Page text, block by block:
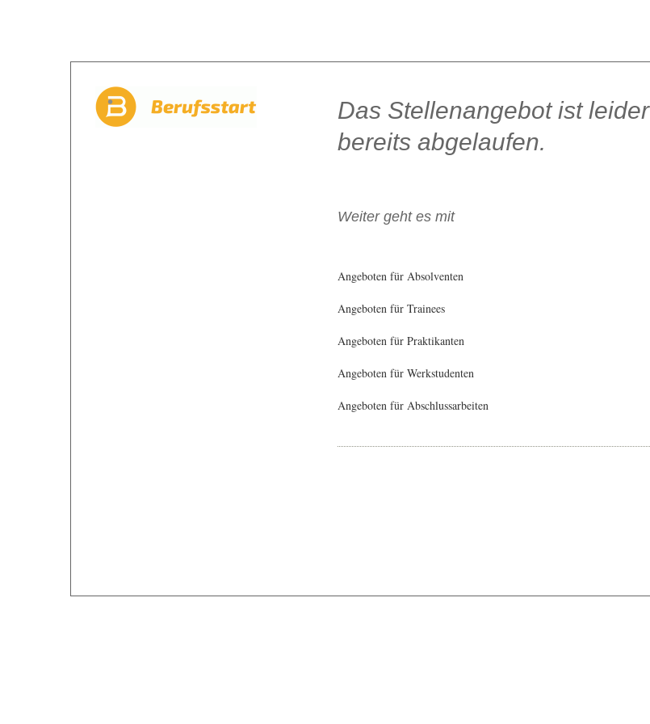
Das Stellenangebot ist leider
bereits abgelaufen.
Weiter geht es mit
Angeboten für Absolventen
Angeboten für Trainees
Angeboten für Praktikanten
Angeboten für Werkstudenten
Angeboten für Abschlussarbeiten